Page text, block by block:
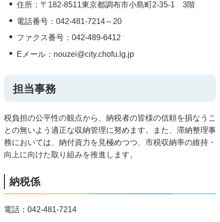
住所：〒182-8511東京都調布市小島町2-35-1 3階
電話番号：042-481-7214～20
ファクス番号：042-489-6412
Eメール：nouzei@city.chofu.lg.jp
担当事務
税負担の公平性の観点から、納税者の皆様の信頼を損なうこ
との無いよう適正な収納管理に努めます。また、滞納整理事
務においては、納付資力を見極めつつ、市税収納率の維持・
向上に向けた取り組みを推進します。
納税係
電話：042-481-7214